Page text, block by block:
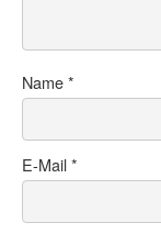
Name*
E-Mail*